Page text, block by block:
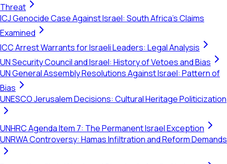
Threat
ICJ Genocide Case Against Israel: South Africa's Claims
Examined
ICC Arrest Warrants for Israeli Leaders: Legal Analysis
UN Security Council and Israel: History of Vetoes and Bias
UN General Assembly Resolutions Against Israel: Pattern of
Bias
UNESCO Jerusalem Decisions: Cultural Heritage Politicization
UNHRC Agenda Item 7: The Permanent Israel Exception
UNRWA Controversy: Hamas Infiltration and Reform Demands